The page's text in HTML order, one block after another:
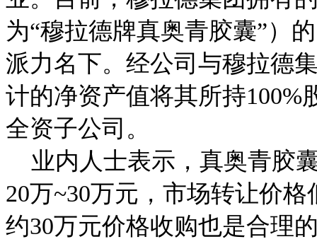
为“穆拉德牌真奥青胶囊”）
派力名下。经公司与穆拉德
计的净资产值将其所持
全资子公司。
业内人士表示，真奥青胶
20万~30万元，市场转让价
约30万元价格收购也是合理